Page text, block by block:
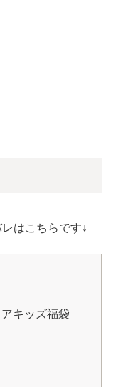
はこちらです↓
キッズ福袋